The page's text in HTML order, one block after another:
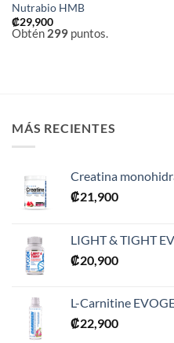
Nutrabio HMB
₡29,900
Obtén 299puntos.
MÁS RECIENTES
Creatina
₡21,900
LIGHT & TIGHT
₡20,900
L-Carnitine
₡22,900